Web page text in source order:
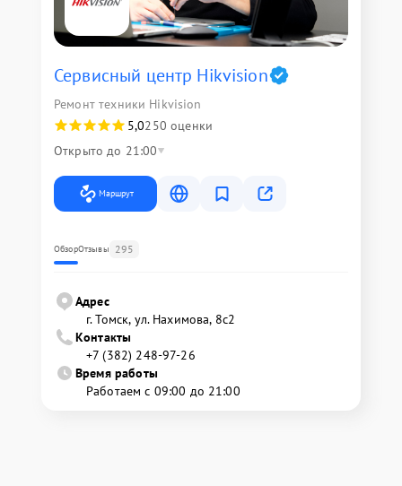
Сервисный центр Hikvision
Ремонт техники Hikvision
5,0250 оценки
Открыто до 21:00
Маршрут
ОбзорОтзывы 295
Адрес
г. Томск, ул. Нахимова, 8с2
Контакты
+7 (382) 248-97-26
Время работы
Работаем с 09:00 до 21:00